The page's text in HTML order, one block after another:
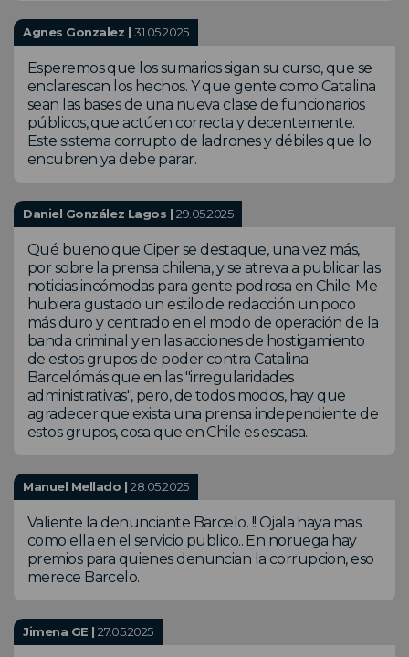
Agnes Gonzalez |31.05.2025
Esperemos que los sumarios sigan su curso, que se
enclarescan los hechos. Y que gente como Catalina
sean las bases de una nueva clase de funcionarios
públicos, que actúen correcta y decentemente.
Este sistema corrupto de ladrones y débiles que lo
encubren ya debe parar.
Daniel González Lagos | 29.05.2025
Qué bueno que Ciper se destaque, una vez más,
por sobre la prensa chilena, y se atreva a publicar las
noticias incómodas para gente podrosa en Chile. Me
hubiera gustado un estilo de redacción un poco
más duro y centrado en el modo de operación de la
banda criminal y en las acciones de hostigamiento
de estos grupos de poder contra Catalina
Barcelómás que en las "irregularidades
administrativas", pero, de todos modos, hay que
agradecer que exista una prensa independiente de
estos grupos, cosa que en Chile es escasa.
Manuel Mellado |28.05.2025
Valiente la denunciante Barcelo. !! Ojala haya mas
como ella en el servicio publico.. En noruega hay
premios para quienes denuncian la corrupcion, eso
merece Barcelo.
Jimena GE |27.05.2025